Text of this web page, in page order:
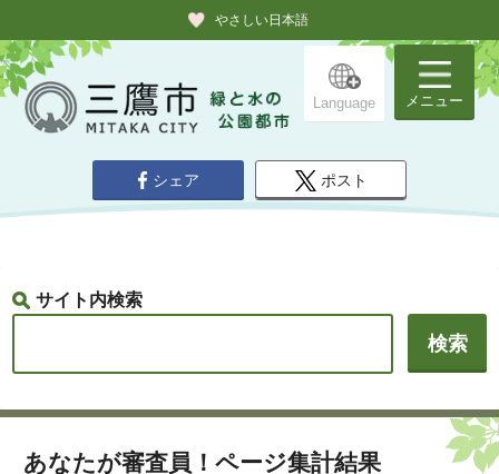
やさしい日本語
Language メニュー
シェア ポスト
サイト内検索
あなたが審査員！ページ集計結果